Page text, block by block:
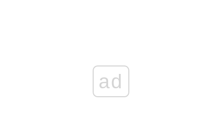
ad